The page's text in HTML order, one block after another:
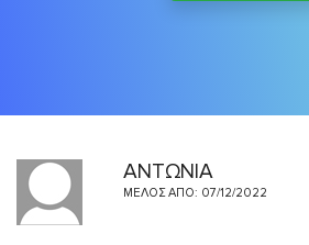
ΑΝΤΩΝΙΑ
ΜΈΛΟΣ ΑΠΌ: 07/12/2022